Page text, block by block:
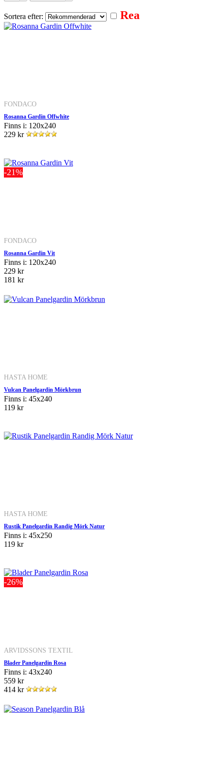
Sortera efter: Rea
FONDACO
Rosanna Gardin Offwhite
Finns i: 120x240
229 kr
-21%
FONDACO
Rosanna Gardin Vit
Finns i: 120x240
229 kr
181 kr
HASTA HOME
Vulcan Panelgardin Mörkbrun
Finns i: 45x240
119 kr
HASTA HOME
Rustik Panelgardin Randig Mörk Natur
Finns i: 45x250
119 kr
-26%
ARVIDSSONS TEXTIL
Blader Panelgardin Rosa
Finns i: 43x240
559 kr
414 kr